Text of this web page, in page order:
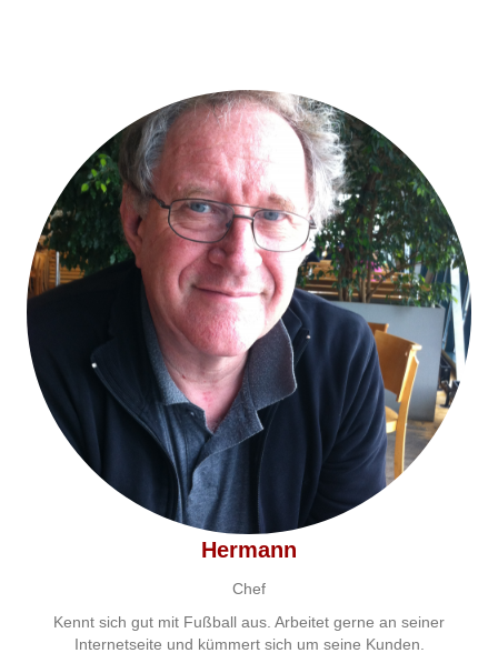
Hermann
Chef
Kennt sich gut mit Fußball aus. Arbeitet gerne an seiner
Internetseite und kümmert sich um seine Kunden.